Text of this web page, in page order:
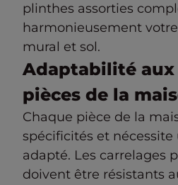
plinthes assorties
harmonieusement
mural et sol.
Adaptabilité
pièces de la
Chaque pièce de la
spécificités et
adapté. Les carrelages
doivent être résistants